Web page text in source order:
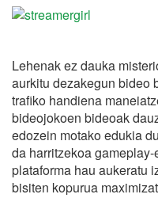
Lehenak ez dauka
aurkitu dezakegun bideo
trafiko handiena
bideojokoen bideoak
edozein motako edukia
da harritzekoa
plataforma hau aukeratu
bisiten kopurua